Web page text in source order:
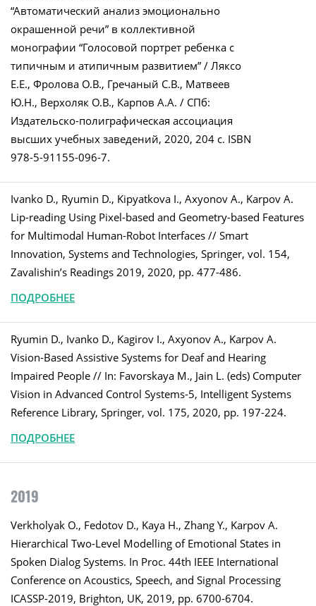
“Автоматический анализ эмоционально
окрашенной речи” в коллективной
монографии “Голосовой портрет ребенка с
типичным и атипичным развитием” / Ляксо
Е.Е., Фролова О.В., Гречаный С.В., Матвеев
Ю.Н., Верхоляк О.В., Карпов А.А. / СПб:
Издательско-полиграфическая ассоциация
высших учебных заведений, 2020, 204 c. ISBN
978-5-91155-096-7.
Ivanko D., Ryumin D., Kipyatkova I., Axyonov A., Karpov A.
Lip-reading Using Pixel-based and Geometry-based Features
for Multimodal Human-Robot Interfaces // Smart
Innovation, Systems and Technologies, Springer, vol. 154,
Zavalishin’s Readings 2019, 2020, pp. 477-486.
ПОДРОБНЕЕ
Ryumin D., Ivanko D., Kagirov I., Axyonov A., Karpov A.
Vision-Based Assistive Systems for Deaf and Hearing
Impaired People // In: Favorskaya M., Jain L. (eds) Computer
Vision in Advanced Control Systems-5, Intelligent Systems
Reference Library, Springer, vol. 175, 2020, pp. 197-224.
ПОДРОБНЕЕ
2019
Verkholyak O., Fedotov D., Kaya H., Zhang Y., Karpov A.
Hierarchical Two-Level Modelling of Emotional States in
Spoken Dialog Systems. In Proc. 44th IEEE International
Conference on Acoustics, Speech, and Signal Processing
ICASSP-2019, Brighton, UK, 2019, pp. 6700-6704.